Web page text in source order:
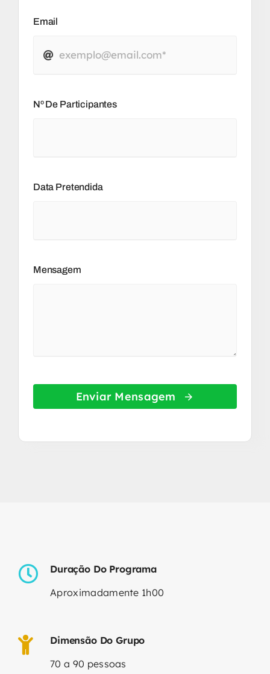
Email
Nº De Participantes
Data Pretendida
Mensagem
Enviar Mensagem
Duração Do Programa
Aproximadamente 1h00
Dimensão Do Grupo
70 a 90 pessoas